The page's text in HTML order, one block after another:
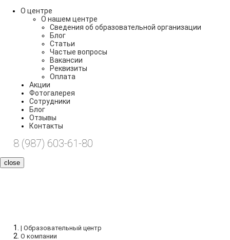
О центре
О нашем центре
Сведения об образовательной организации
Блог
Статьи
Частые вопросы
Вакансии
Реквизиты
Оплата
Акции
Фотогалерея
Сотрудники
Блог
Отзывы
Контакты
8 (987) 603-61-80
close
| Образовательный центр
О компании